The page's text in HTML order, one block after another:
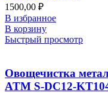
1500,00 ₽
В избранное
В корзину
Быстрый просмотр
Овощечистка
ATM S-DC12-